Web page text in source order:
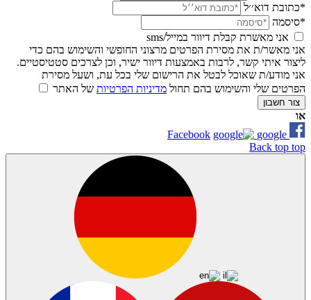
*כתובת דוא׳׳ל
*סיסמה
אני מאשרת קבלת דיוור במייל/sms
אני מאשר/ת את מסירת הפרטים מרצוני החופשי והשימוש בהם כדי
ליצור איתי קשר, לרבות באמצעות דיוור ישיר, וכן לצרכים סטטיסטיים.
אני מודע/ת שאוכל לבטל את הרישום שלי בכל עת, ושעל מסירת
הפרטים שלי והשימוש בהם תחול מדיניות הפרטיות של האתר
צור חשבון
או
Facebook
google
Back top top